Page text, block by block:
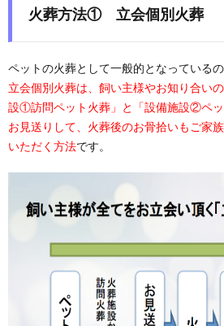
火葬方法① 立会個別火葬
ペットの火葬として一般的となっている
立会個別火葬は、飼い主様やお知り合い
設①訪問ペット火葬」と「設備施設②ペ
お見送りして、火葬後のお骨拾いもご家
いただく方法です。